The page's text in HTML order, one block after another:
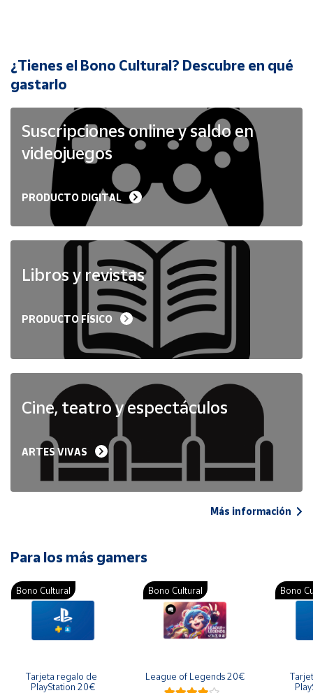
Cuenta
Ubicación
Península
Baleares
Melilla
¿Tienes el Bono Cultural? Descubre en qué
gastarlo
Suscripciones online y saldo en
videojuegos
PRODUCTO DIGITAL
Libros y revistas
PRODUCTO FÍSICO
Cine, teatro y espectáculos
ARTES VIVAS
Más información
Para los más gamers
Bono Cultural
Tarjeta regalo de
PlayStation 20€
Bono Cultural
League of Legends 20€
Bono